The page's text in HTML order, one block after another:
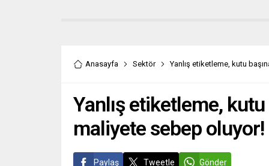
Anasayfa Sektör Yanlış etiketleme, kutu
Yanlış etiketleme,
maliyete sebep oluyor!
Paylaş Tweetle Gönder